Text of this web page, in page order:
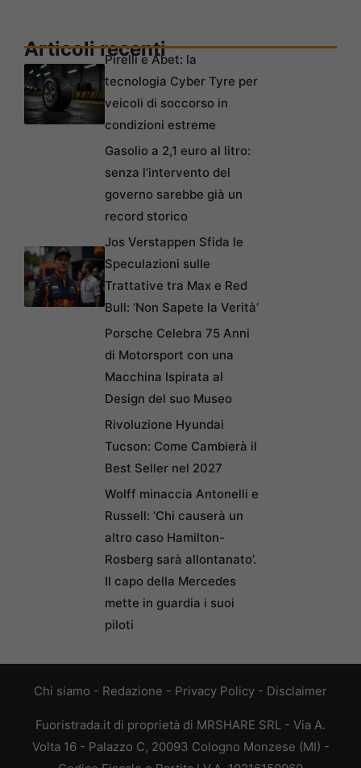
Articoli recenti
Pirelli e Abet: la
tecnologia Cyber Tyre per
veicoli di soccorso in
condizioni estreme
Gasolio a 2,1 euro al litro:
senza l’intervento del
governo sarebbe già un
record storico
Jos Verstappen Sfida le
Speculazioni sulle
Trattative tra Max e Red
Bull: ‘Non Sapete la Verità’
Porsche Celebra 75 Anni
di Motorsport con una
Macchina Ispirata al
Design del suo Museo
Rivoluzione Hyundai
Tucson: Come Cambierà il
Best Seller nel 2027
Wolff minaccia Antonelli e
Russell: ‘Chi causerà un
altro caso Hamilton-
Rosberg sarà allontanato’.
Il capo della Mercedes
mette in guardia i suoi
piloti
Chi siamo - Redazione - Privacy Policy - Disclaimer
Fuoristrada.it di proprietà di MRSHARE SRL - Via A.
Volta 16 - Palazzo C, 20093 Cologno Monzese (MI) -